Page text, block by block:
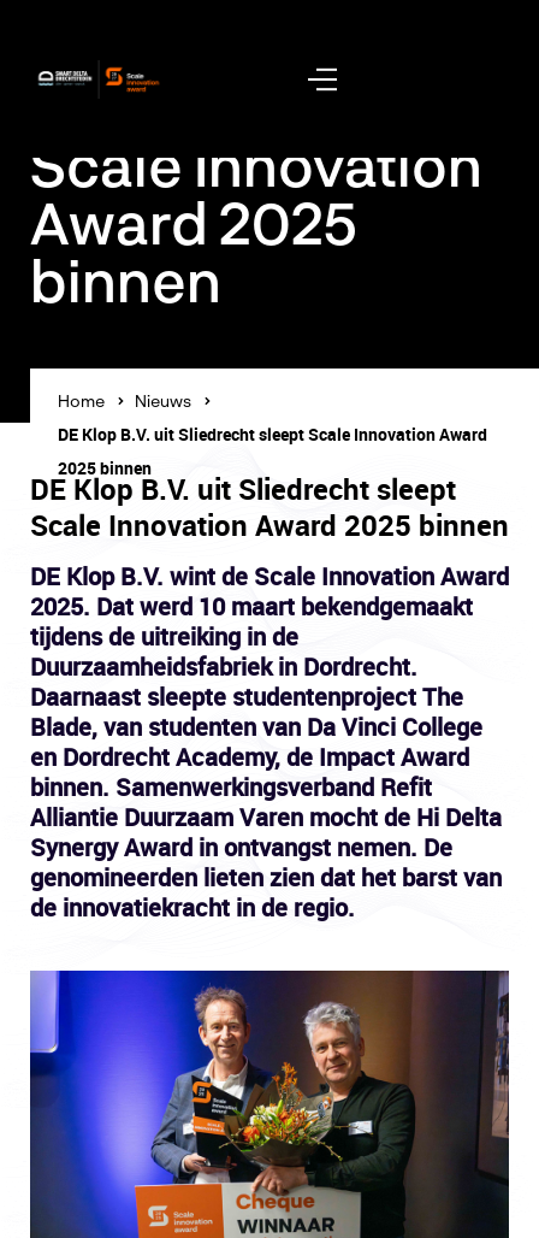
De Klop B.V. uit
Sliedrecht sleept
Scale Innovation
Award 2025
binnen
Home Nieuws
DE Klop B.V. uit Sliedrecht sleept Scale Innovation Award
2025 binnen
DE Klop B.V. uit Sliedrecht sleept
Scale Innovation Award 2025 binnen
DE Klop B.V. wint de Scale Innovation Award
2025. Dat werd 10 maart bekendgemaakt
tijdens de uitreiking in de
Duurzaamheidsfabriek in Dordrecht.
Daarnaast sleepte studentenproject The
Blade, van studenten van Da Vinci College
en Dordrecht Academy, de Impact Award
binnen. Samenwerkingsverband Refit
Alliantie Duurzaam Varen mocht de Hi Delta
Synergy Award in ontvangst nemen. De
genomineerden lieten zien dat het barst van
de innovatiekracht in de regio.